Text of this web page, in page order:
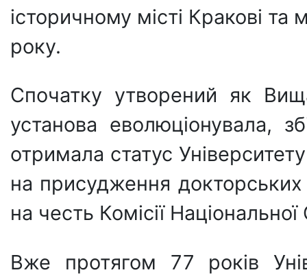
історичному місті Кракові
року.
Спочатку утворений як
установа еволюціонувала,
отримала статус
на присудження докторських
на честь Комісії
Вже протягом 77 років